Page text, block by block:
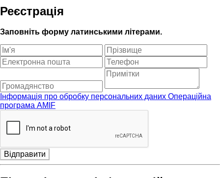
Реєстрація
Заповніть форму латинськими літерами.
Інформація про обробку персональних даних Операційна
програма AMIF
Відправити